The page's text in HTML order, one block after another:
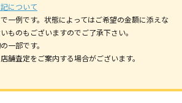
について
一例です。状態によってはご希望の金額に添えな
ものもございますのでご了承下さい。
一部です。
舗査定をご案内する場合がございます。